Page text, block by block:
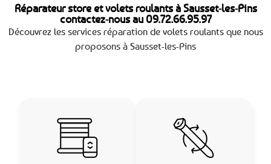
Réparateur store et volets roulants à Sausset-les-Pins
contactez-nous au 09.72.66.95.97
Découvrez les services réparation de volets roulants que nous
proposons à Sausset-les-Pins